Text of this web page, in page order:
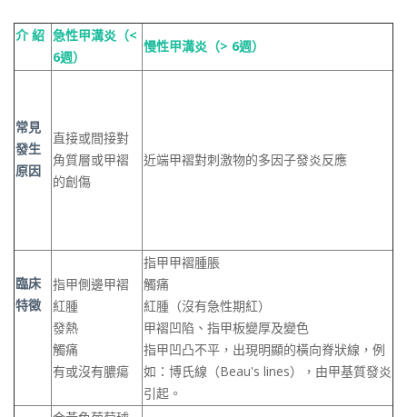
介 紹 急性甲溝炎（<
6週）
慢性甲溝炎（> 6週）
常見
發生
原因
直接或間接對
角質層或甲褶
的創傷
近端甲褶對刺激物的多因子發炎反應
臨床
特徵
指甲側邊甲褶
紅腫
發熱
觸痛
有或沒有膿瘍
指甲甲褶腫脹
觸痛
紅腫（沒有急性期紅）
甲褶凹陷、指甲板變厚及變色
指甲凹凸不平，出現明顯的橫向脊狀線，例
如：博氏線（Beau's lines），由甲基質發炎
引起。